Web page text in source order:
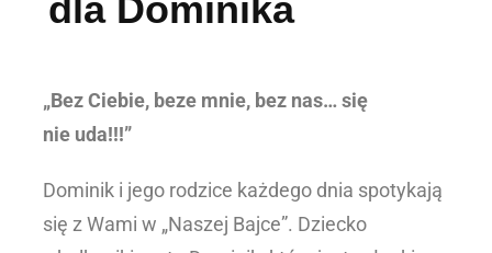
dla Dominika
„Bez Ciebie, beze mnie, bez nas… się
nie uda!!!”
Dominik i jego rodzice każdego dnia spotykają
się z Wami w „Naszej Bajce”. Dziecko